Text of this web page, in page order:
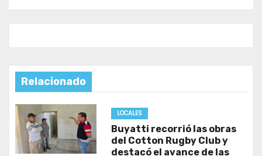
Relacionado
LOCALES
Buyatti recorrió las obras
del Cotton Rugby Club y
destacó el avance de las